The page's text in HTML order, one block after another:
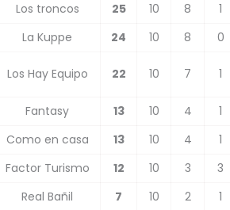
Los troncos 25 10 8 1
La Kuppe 24 10 8 0
Los Hay Equipo 22 10 7 1
Fantasy 13 10 4 1
Como en casa 13 10 4 1
Factor Turismo 12 10 3 3
Real Bañil 7 10 2 1